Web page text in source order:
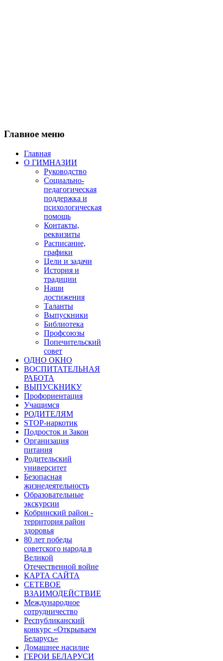
Главное меню
Главная
О ГИМНАЗИИ
Руководство
Социально-
педагогическая
поддержка и
психологическая
помощь
Контакты,
реквизиты
Расписание,
графики
Цели и задачи
История и
традиции
Наши
достижения
Таланты
Выпускники
Библиотека
Профсоюзы
Попечительский
совет
ОДНО ОКНО
ВОСПИТАТЕЛЬНАЯ
РАБОТА
ВЫПУСКНИКУ
Профориентация
Учащимся
РОДИТЕЛЯМ
STOP-наркотик
Подросток и Закон
Организация
питания
Родительский
университет
Безопасная
жизнедеятельность
Образовательные
экскурсии
Кобринский район -
территория район
здоровья
80 лет победы
советского народа в
Великой
Отечественной войне
КАРТА САЙТА
СЕТЕВОЕ
ВЗАИМОДЕЙСТВИЕ
Международное
сотрудничество
Республиканский
конкурс «Открываем
Беларусь»
Домашнее насилие
ГЕРОИ БЕЛАРУСИ